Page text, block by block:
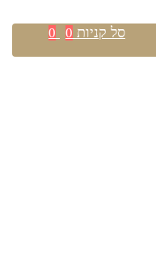
סל קניות 0
0